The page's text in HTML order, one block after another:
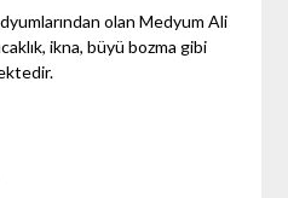
olan Medyum Ali
ikna, büyü bozma gibi